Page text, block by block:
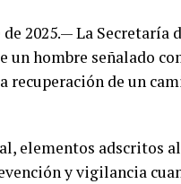
2025.— La
un hombre señalado
recuperación de un
elementos adscritos
y vigilancia